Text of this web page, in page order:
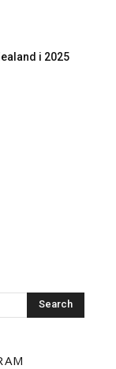
i 2025
Search